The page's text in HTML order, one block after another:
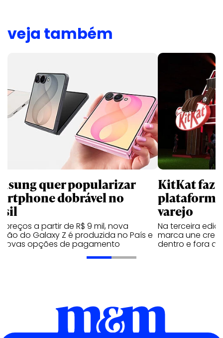
veja também
quer popularizar
dobrável no
preços a partir de R$ 9 mil, nova
do Galaxy Z é produzida no País e
opções de pagamento
KitKat faz
plataforma
varejo
Na terceira
marca une
dentro e fora